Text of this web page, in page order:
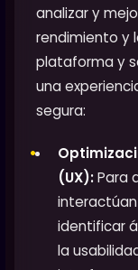
analizar y
rendimiento y
plataforma y
una
segura:
(UX):Para
identificar
la